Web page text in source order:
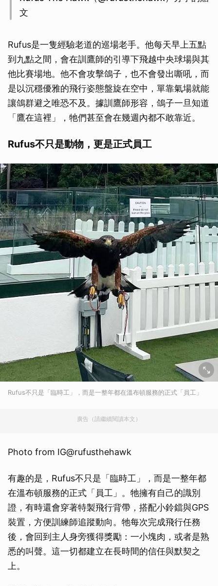
文
Rufus是一隻經驗老道的巡場老手。他每天早上五點
到九點之間，會在訓鷹師的引導下飛越中央球場與其
他比賽場地。他不會攻擊鴿子，也不會發出嘶吼，而
是以沉穩優雅的飛行姿態盤旋在空中，單靠氣場就能
讓鴿群避之唯恐不及。據訓鷹師形容，鴿子一旦知道
「鷹在這裡」，牠們甚至會在幾週內都不敢靠近。
Rufus不只是動物，更是正式員工
Rufus不只是「臨時工」，而是一整年都在溫布頓服務的正式「員工」
廣告（請繼續閱讀本文）
Photo from IG@rufusthehawk
有趣的是，Rufus不只是「臨時工」，而是一整年都
在溫布頓服務的正式「員工」。牠擁有自己的識別
證，有時還會穿著特製飛行背帶，搭配小鈴鐺與GPS
裝置，方便訓練師追蹤動向。牠每次完成飛行任務
後，會回到主人身旁獲得獎勵：一小塊肉，或者是熟
悉的叫聲。這一切都建立在長時間的信任與默契之
上。